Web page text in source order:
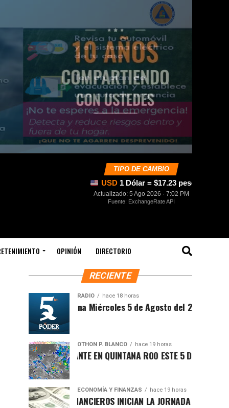
TIPO DE CAMBIO
USD 1 Dólar = $17.23 pesos
Actualizado: 5 Ago 2026 · 7:02 PM
Fuente: ExchangeRate API
OPINIÓN DIRECTORIO
RECIENTE
RADIO hace 18 horas
Síntesis Matutina Miércoles 5 de Agosto del 2026
OTHON P. BLANCO hace 19 horas
CLIMA SOFOCANTE EN QUINTANA ROO ESTE 5 DE AGOSTO
ECONOMÍA Y FINANZAS hace 19 horas
MERCADOS FINANCIEROS INICIAN LA JORNADA CON LIGERO